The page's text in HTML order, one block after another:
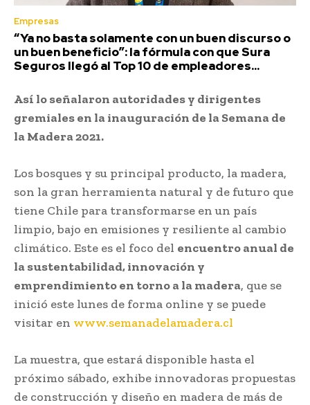
Empresas
“Ya no basta solamente con un buen discurso o
un buen beneficio”: la fórmula con que Sura
Seguros llegó al Top 10 de empleadores...
Así lo señalaron autoridades y dirigentes
gremiales en la inauguración de la Semana de
la Madera 2021.
Los bosques y su principal producto, la madera,
son la gran herramienta natural y de futuro que
tiene Chile para transformarse en un país
limpio, bajo en emisiones y resiliente al cambio
climático. Este es el foco del encuentro anual de
la sustentabilidad, innovación y
emprendimiento en torno a la madera, que se
inició este lunes de forma online y se puede
visitar en www.semanadelamadera.cl
La muestra, que estará disponible hasta el
próximo sábado, exhibe innovadoras propuestas
de construcción y diseño en madera de más de